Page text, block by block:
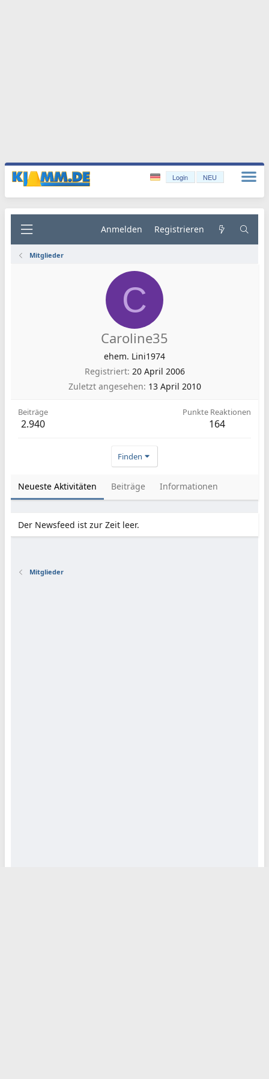
Login NEU
Anmelden Registrieren
Mitglieder
C
Caroline35
ehem. Lini1974
Registriert 20 April 2006
Zuletzt angesehen 13 April 2010
Beiträge
2.940
Punkte Reaktionen
164
Finden
Neueste Aktivitäten Beiträge Informationen
Der Newsfeed ist zur Zeit leer.
Mitglieder